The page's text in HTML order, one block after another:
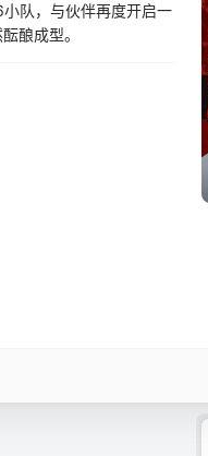
暂无观看
队，与伙伴再度开启一
酿成型。